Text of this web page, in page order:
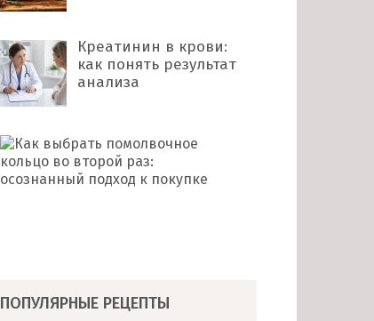
Креатинин в крови:
как понять результат
анализа
ПОПУЛЯРНЫЕ РЕЦЕПТЫ